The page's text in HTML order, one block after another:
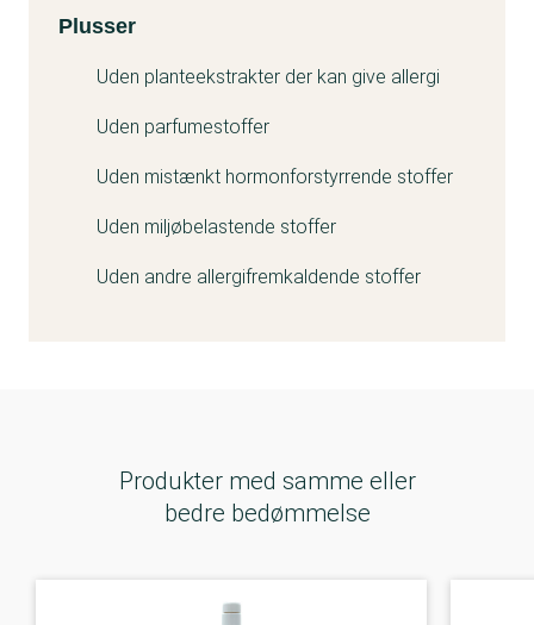
Kemitest
Plusser
Uden planteekstrakter der kan give allergi
Uden parfumestoffer
Uden mistænkt hormonforstyrrende stoffer
Uden miljøbelastende stoffer
Uden andre allergifremkaldende stoffer
Produkter med samme eller
bedre bedømmelse